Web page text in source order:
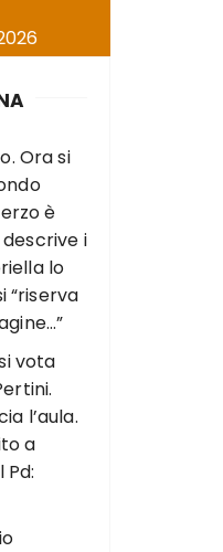
Ora si
è
i
lo
“riserva
vota
l’aula.
a